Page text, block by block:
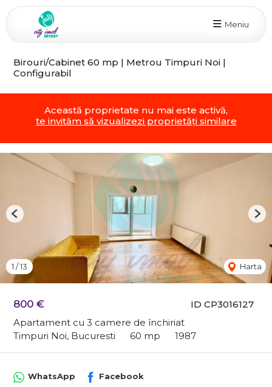
Meniu
Birouri/Cabinet 60 mp | Metrou Timpuri Noi |
Configurabil
Această proprietate nu mai este activă,
te invităm să vizualizezi proprietăți similare
ID CP3016127
800 €
Apartament cu 3 camere de închiriat
Timpuri Noi, Bucuresti
60 mp 1987
1 /13 Harta
Previous
WhatsApp Facebook